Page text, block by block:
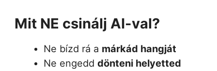
Mit NE csinálj AI-val?
Ne bízd rá a márkád hangját
Ne engedd dönteni helyetted